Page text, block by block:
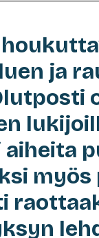
ja
myös